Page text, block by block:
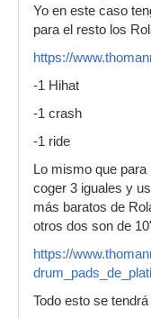
Yo en este caso
para el resto los
https://
-1 Hihat
-1 crash
-1 ride
Lo mismo que
coger 3 iguales y
más baratos de
otros dos son de
https://
Todo esto se